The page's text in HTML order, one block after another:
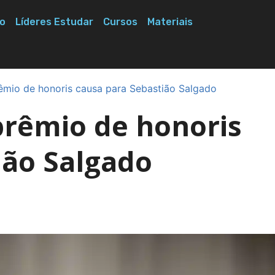
Líderes Estudar Cursos Materiais
de honoris causa para Sebastião Salgado
de honoris
Salgado